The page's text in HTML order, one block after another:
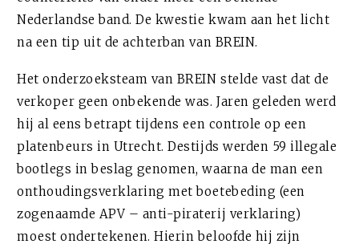
Nederlandse band. De kwestie kwam aan het licht
na een tip uit de achterban van BREIN.
Het onderzoeksteam van BREIN stelde vast dat de
verkoper geen onbekende was. Jaren geleden werd
hij al eens betrapt tijdens een controle op een
platenbeurs in Utrecht. Destijds werden 59 illegale
bootlegs in beslag genomen, waarna de man een
onthoudingsverklaring met boetebeding (een
zogenaamde APV – anti-piraterij verklaring)
moest ondertekenen. Hierin beloofde hij zijn